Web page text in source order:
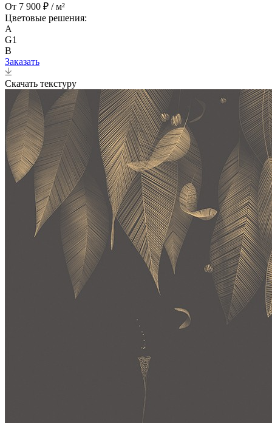
От 7 900 ₽ / м²
Цветовые решения:
A
G1
B
Заказать
Скачать текстуру